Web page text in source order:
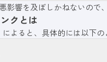
影響を及ぼしかねないので
クとは
によると、具体的には以下